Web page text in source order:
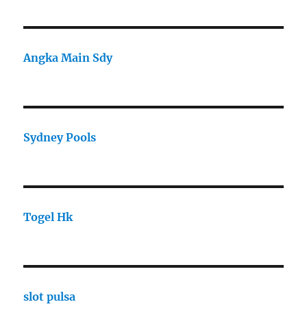
Angka Main Sdy
Sydney Pools
Togel Hk
slot pulsa